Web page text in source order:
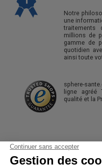
Notre
une
traitements
millions de
gamme de
quotidien
ainsi toute
sphere-
ligne agréé
qualité et la